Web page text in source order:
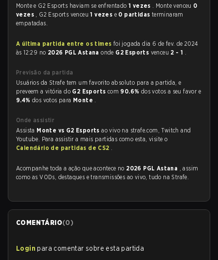
Monte e G2 Esports haviam se enfrentado 1 vezes . Monte venceu 0
vezes , G2 Esports venceu1 vezes e 0 partidas terminaram
empatadas.
A última partida entre os times foi jogada dia 6 de fev. de 2024
às 12:29 no 2026 PGL Astanaonde G2 Esports venceu 2 - 1 .
Previsão da partida
Usuários da Strafe tem um favorito absoluto para a partida, e
preveem a vitória do G2 Esports com 90.6% dos votos a seu favor e
9.4% dos votos para Monte .
Onde assistir
Assista Monte vs G2 Esportsao vivo na strafe.com, Twitch and
Youtube. Para assistir a mais partidas como esta, visite o
Calendário de partidas de CS2 .
Acompanhe toda a ação que acontece no 2026 PGL Astana , assim
como as VODs, destaques e transmissões ao vivo, tudo na Strafe.
COMENTÁRIO(0)
Login para comentar sobre esta partida